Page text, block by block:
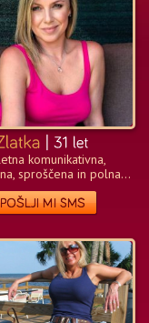
komunikativna,
sproščena in polna...